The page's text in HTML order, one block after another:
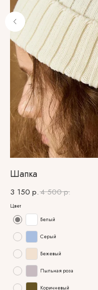
Шапка
3 150 р.4 500р.
Цвет
Белый
Серый
Бежевый
Пыльная роза
Коричневый